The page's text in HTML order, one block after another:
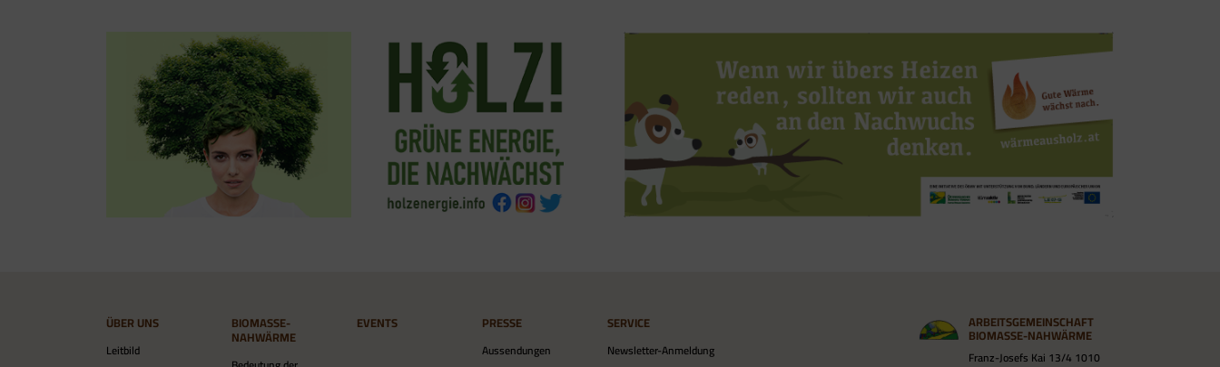
ÜBER UNS
Leitbild
BIOMASSE-
NAHWÄRME
EVENTS PRESSE
Aussendungen
SERVICE
Newsletter-Anmeldung
ARBEITSGEMEINSCHAFT
BIOMASSE-NAHWÄRME
Franz-Josefs Kai 13/4 1010